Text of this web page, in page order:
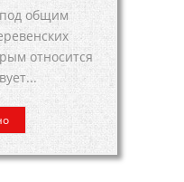
общим
относится